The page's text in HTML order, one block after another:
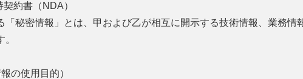
約書（NDA）
「秘密情報」とは、甲および乙が相互に開示する技術情報、業務情
の使用目的）